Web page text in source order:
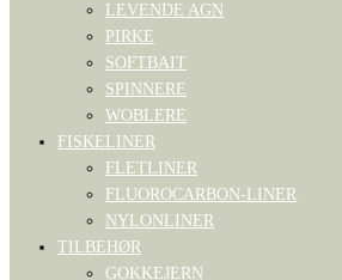
LEVENDE AGN
PIRKE
SOFTBAIT
SPINNERE
WOBLERE
FISKELINER
FLETLINER
FLUOROCARBON-LINER
NYLONLINER
TILBEHØR
GOKKEJERN